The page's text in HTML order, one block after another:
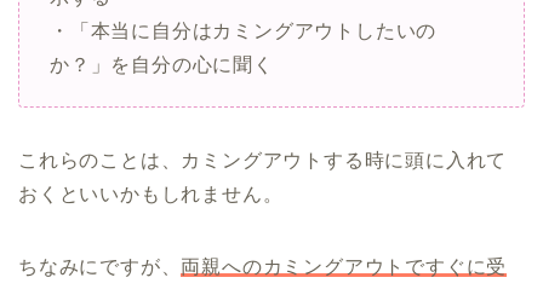
・「本当に自分はカミングアウトしたいの
か？」を自分の心に聞く
これらのことは、カミングアウトする時に頭に入れて
おくといいかもしれません。
ちなみにですが、 両親へのカミングアウトですぐに受